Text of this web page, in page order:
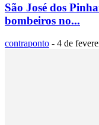
São José dos
bombeiros no...
contraponto - 4 de